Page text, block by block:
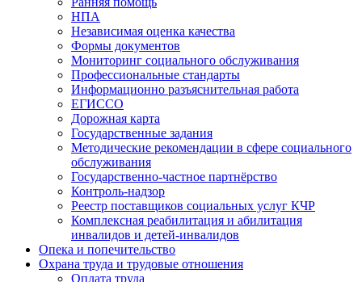
НПА
Независимая оценка качества
Формы документов
Мониторинг социального обслуживания
Профессиональные стандарты
Информационно разъяснительная работа
ЕГИССО
Дорожная карта
Государственные задания
Методические рекомендации в сфере социального
обслуживания
Государственно-частное партнёрство
Контроль-надзор
Реестр поставщиков социальных услуг КЧР
Комплексная реабилитация и абилитация
инвалидов и детей-инвалидов
Опека и попечительство
Охрана труда и трудовые отношения
Оплата труда